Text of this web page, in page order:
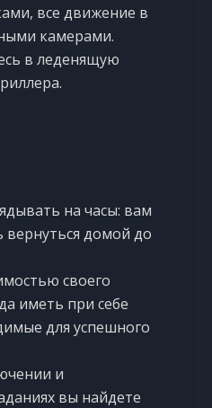
все движение в
камерами.
в леденящую
на часы: вам
вернуться домой до
своего
иметь при себе
для успешного
и
вы найдете